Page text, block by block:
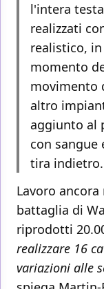
l'intera
realizzati
realistico,
momento
movimento
altro
aggiunto al
con
tira indietro.
Lavoro
battaglia di
riprodotti
realizzare 16
variazioni alle